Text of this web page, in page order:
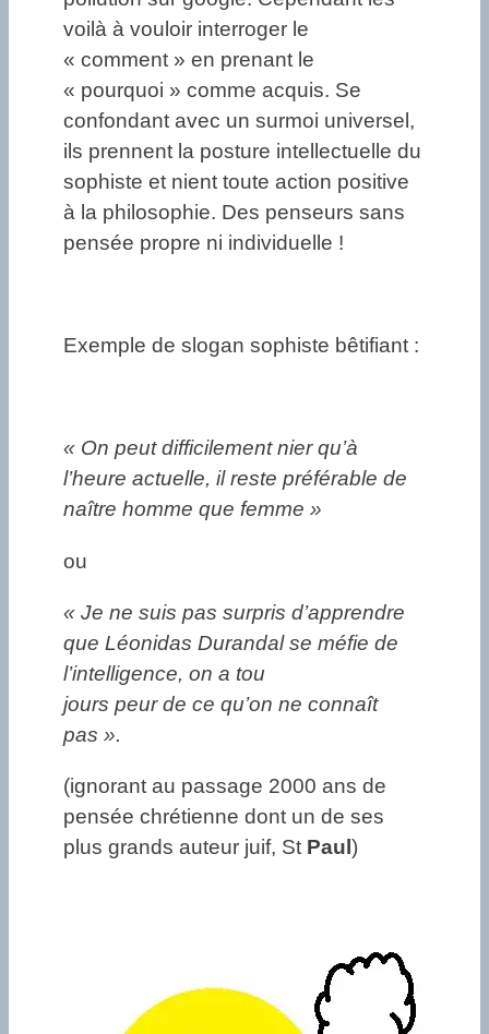
voilà à vouloir interroger le
« comment » en prenant le
« pourquoi » comme acquis. Se
confondant avec un surmoi universel,
ils prennent la posture intellectuelle du
sophiste et nient toute action positive
à la philosophie. Des penseurs sans
pensée propre ni individuelle !
Exemple de slogan sophiste bêtifiant :
« On peut difficilement nier qu’à
l’heure actuelle, il reste préférable de
naître homme que femme »
ou
« Je ne suis pas surpris d’apprendre
que Léonidas Durandal se méfie de
l’intelligence, on a tou
jours peur de ce qu’on ne connaît
pas ».
(ignorant au passage 2000 ans de
pensée chrétienne dont un de ses
plus grands auteur juif, St Paul )